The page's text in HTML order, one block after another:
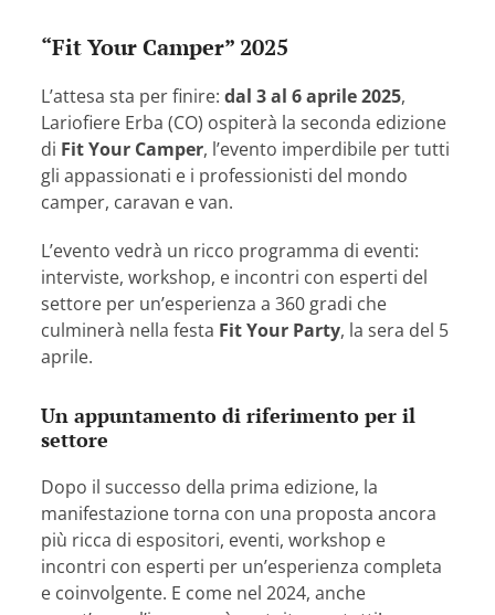
“Fit Your Camper” 2025
L’attesa sta per finire:dal 3 al 6 aprile 2025,
Lariofiere Erba (CO) ospiterà la seconda edizione
di Fit Your Camper, l’evento imperdibile per tutti
gli appassionati e i professionisti del mondo
camper, caravan e van.
L’evento vedrà un ricco programma di eventi:
interviste, workshop, e incontri con esperti del
settore per un’esperienza a 360 gradi che
culminerà nella festa Fit Your Party, la sera del 5
aprile.
Un appuntamento di riferimento per il
settore
Dopo il successo della prima edizione, la
manifestazione torna con una proposta ancora
più ricca di espositori, eventi, workshop e
incontri con esperti per un’esperienza completa
e coinvolgente. E come nel 2024, anche